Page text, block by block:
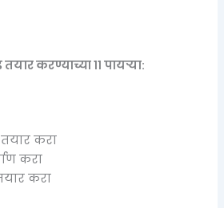
करण्याच्या ११ पायऱ्या:
करा
करा
करा